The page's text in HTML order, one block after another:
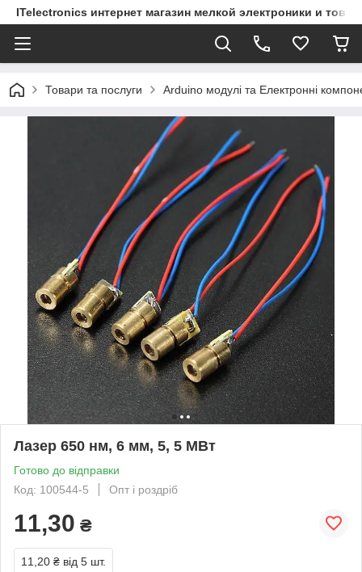
ITelectronics интернет магазин мелкой электроники и
Товари та послуги Arduino модулі та Електронні
Лазер 650 нм, 6 мм, 5, 5 МВт
Готово до відправки
Код: 100544-5
Опт і роздріб
11,30 ₴
11,20 ₴ від 5 шт.